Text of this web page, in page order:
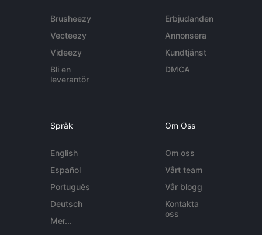
Brusheezy
Vecteezy
Videezy
Bli en
leverantör
Erbjudanden
Annonsera
Kundtjänst
DMCA
Språk
English
Español
Português
Deutsch
Mer...
Om Oss
Om oss
Vårt team
Vår blogg
Kontakta
oss